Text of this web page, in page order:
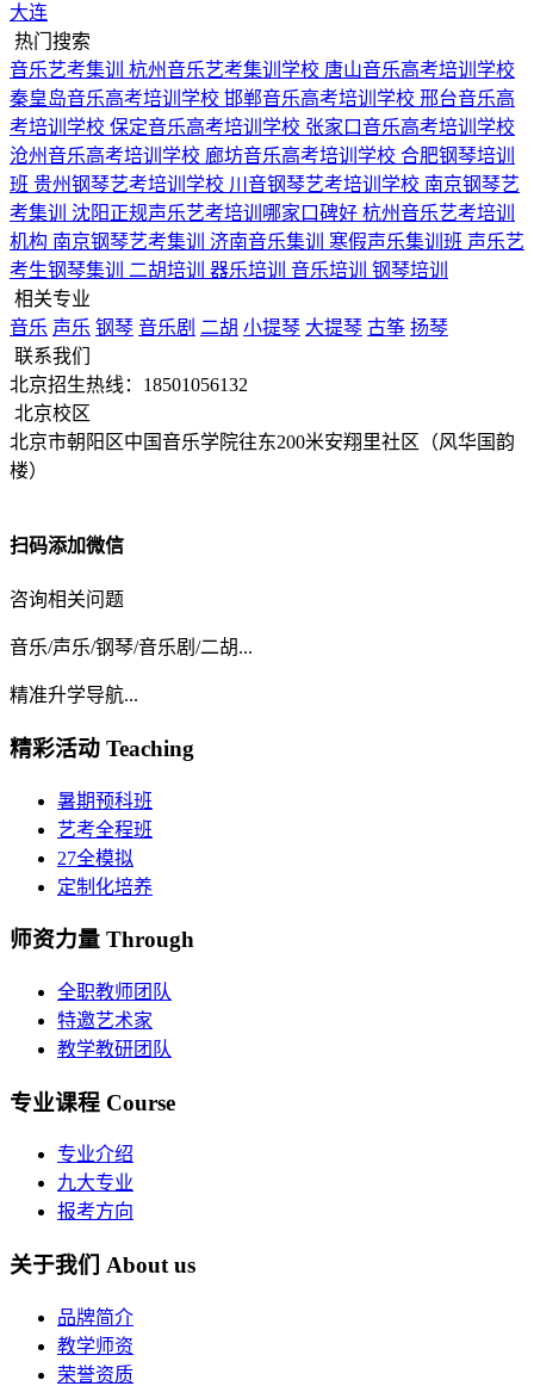
大连
热门搜索
音乐艺考集训 杭州音乐艺考集训学校 唐山音乐高考培训学校
秦皇岛音乐高考培训学校 邯郸音乐高考培训学校 邢台音乐高
考培训学校 保定音乐高考培训学校 张家口音乐高考培训学校
沧州音乐高考培训学校 廊坊音乐高考培训学校 合肥钢琴培训
班 贵州钢琴艺考培训学校 川音钢琴艺考培训学校 南京钢琴艺
考集训 沈阳正规声乐艺考培训哪家口碑好 杭州音乐艺考培训
机构 南京钢琴艺考集训 济南音乐集训 寒假声乐集训班 声乐艺
考生钢琴集训 二胡培训 器乐培训 音乐培训 钢琴培训
相关专业
音乐 声乐 钢琴 音乐剧 二胡 小提琴 大提琴 古筝 扬琴
联系我们
北京招生热线：18501056132
北京校区
北京市朝阳区中国音乐学院往东200米安翔里社区（风华国韵
楼）
扫码添加微信
咨询相关问题
音乐/声乐/钢琴/音乐剧/二胡...
精准升学导航...
精彩活动 Teaching
暑期预科班
艺考全程班
27全模拟
定制化培养
师资力量 Through
全职教师团队
特邀艺术家
教学教研团队
专业课程 Course
专业介绍
九大专业
报考方向
关于我们 About us
品牌简介
教学师资
荣誉资质